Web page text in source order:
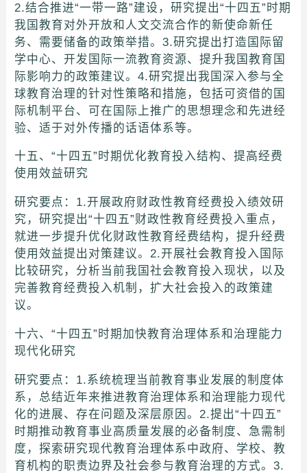
2.结合推进“一带一路”建设，研究提出“十四五”时期
我国教育对外开放和人文交流合作的新使命新任
务、需要储备的政策举措。3.研究提出打造国际留
学中心、开发国际一流教育资源、提升我国教育国
际影响力的政策建议。4.研究提出我国深入参与全
球教育治理的针对性策略和措施，包括可资借的国
际机制平台、可在国际上推广的思想理念和先进经
验、适于对外传播的话语体系等。
十五、“十四五”时期优化教育投入结构、提高经费
使用效益研究
研究要点：1.开展政府财政性教育经费投入绩效研
究，研究提出“十四五”财政性教育经费投入重点，
就进一步提升优化财政性教育经费结构，提升经费
使用效益提出对策建议。2.开展社会教育投入国际
比较研究，分析当前我国社会教育投入现状，以及
完善教育经费投入机制，扩大社会投入的政策建
议。
十六、“十四五”时期加快教育治理体系和治理能力
现代化研究
研究要点：1.系统梳理当前教育事业发展的制度体
系，总结近年来推进教育治理体系和治理能力现代
化的进展、存在问题及深层原因。2.提出“十四五”
时期推动教育事业高质量发展的必备制度、急需制
度，探索研究现代教育治理体系中政府、学校、教
育机构的职责边界及社会参与教育治理的方式。3.